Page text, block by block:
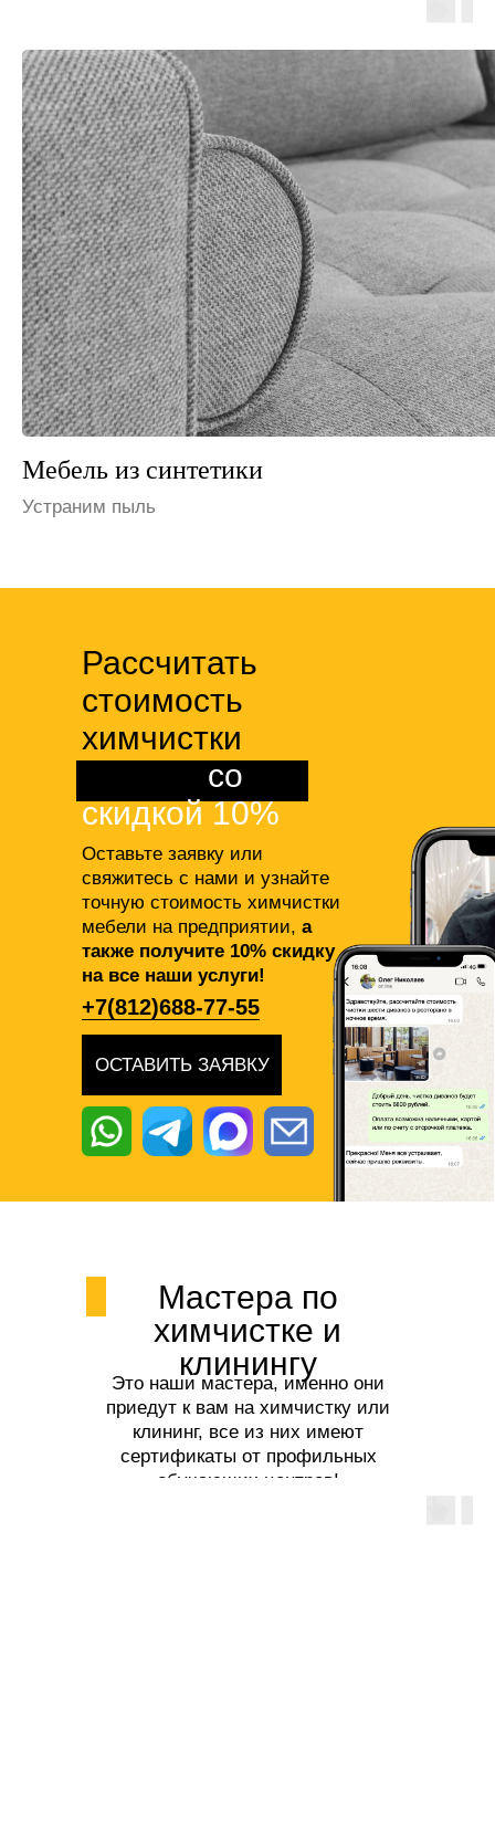
Мебель из флока
Избавим от запаха мочи
Оставьте заявку или
свяжитесь с нами и узнайте
точную стоимость химчистки
мебели на предприятии, а
также получите 10% скидку
на все наши услуги!
Рассчитать
стоимость
химчистки
со
скидкой 10%
ОСТАВИТЬ ЗАЯВКУ
+7(812)688-77-55
Мастера по
химчистке и
клинингу
Это наши мастера, именно они
приедут к вам на химчистку или
клининг, все из них имеют
сертификаты от профильных
обучающих центров!